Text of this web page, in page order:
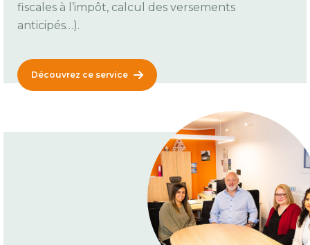
fiscales à l’impôt, calcul des versements
anticipés…).
Découvrez ce service